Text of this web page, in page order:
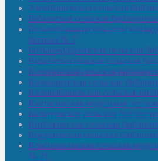
Амзибашевская сельская
Бабаевская сельская
Большекачаковская сельская
филиал № 7
Большекуразовская сельская
Верхнетыхтемская сельская
Калегинская сельская
Калмашевская сельская
Калмиябашевская сельская
Калтасинская модельная
Кельтеевская сельская
Киебаковская сельская
Кокушевская сельская
Краснохолмская сельская
№ 21